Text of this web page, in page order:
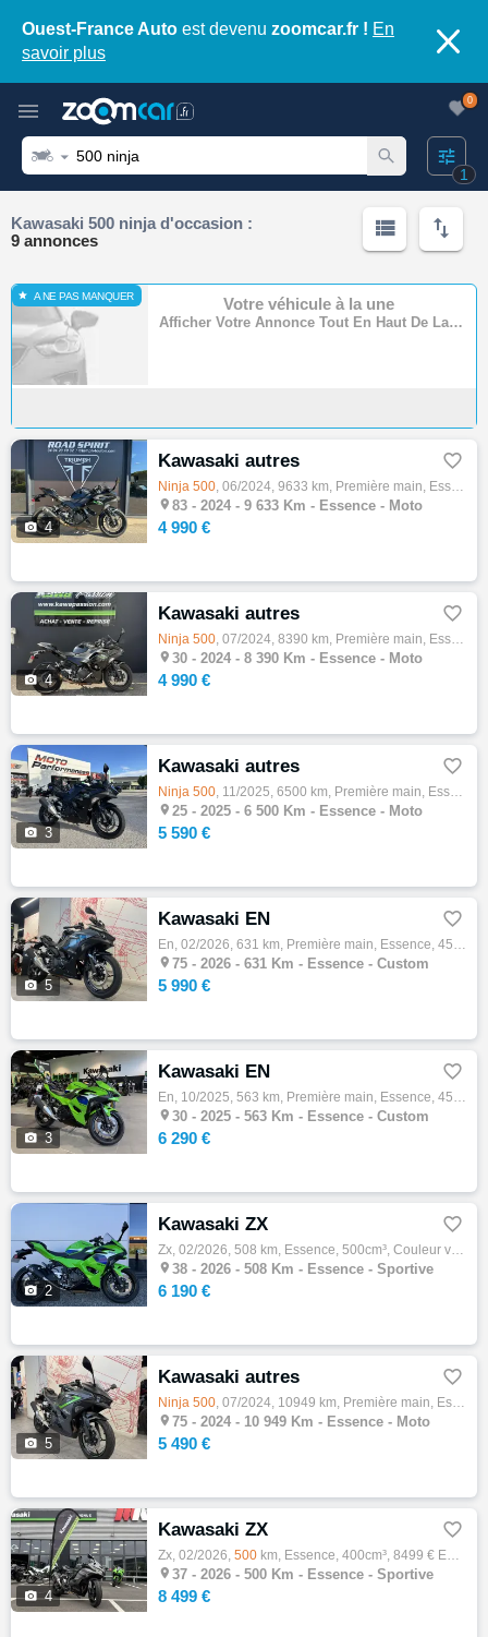
Ouest-France Auto est devenu zoomcar.fr ! En
savoir plus
1
0
Kawasaki 500 ninja d'occasion :
9 annonces
A NE PAS MANQUER Votre véhicule à la une
Afficher Votre Annonce Tout En Haut De La Page
 4
Kawasaki autres 
Ninja 500, 06/2024, 9633 km, Première main, Essence, 500cm³, Couleur noir, 4990 € Equipements : Triumph Road Spirit - Con…
 83 - 2024 - 9 633 Km - Essence - Moto
4 990 €
 4
Kawasaki autres 
Ninja 500, 07/2024, 8390 km, Première main, Essence, 500cm³, Couleur noir, 4990 € Equipements : Très propre. Options : éc…
 30 - 2024 - 8 390 Km - Essence - Moto
4 990 €
 3
Kawasaki autres 
Ninja 500, 11/2025, 6500 km, Première main, Essence, 500cm³, Couleur noir, 5590 € Equipements : ,1ère main,Compatible Per…
 25 - 2025 - 6 500 Km - Essence - Moto
5 590 €
 5
Kawasaki EN 
En, 02/2026, 631 km, Première main, Essence, 451cm³, Couleur noir, 5990 € Equipements : ? À découvrir chez Honda Folie Mericourt : cette su…
 75 - 2026 - 631 Km - Essence - Custom
5 990 €
 3
Kawasaki EN 
En, 10/2025, 563 km, Première main, Essence, 451cm³, Couleur vert, 6290 € Equipements : ?? Kawasaki
 30 - 2025 - 563 Km - Essence - Custom
6 290 €
 2
Kawasaki ZX 
Zx, 02/2026, 508 km, Essence, 500cm³, Couleur vert, 6190 € Equipements : KAWASAKI
 38 - 2026 - 508 Km - Essence - Sportive
6 190 €
 5
Kawasaki autres 
Ninja 500, 07/2024, 10949 km, Première main, Essence, 500cm³, 5490 € Equipements : ? À découvrir chez Kawasaki Folie Meri…
 75 - 2024 - 10 949 Km - Essence - Moto
5 490 €
 4
Kawasaki ZX 
Zx, 02/2026, 500 km, Essence, 400cm³, 8499 € Equipements : Kawasaki
 37 - 2026 - 500 Km - Essence - Sportive
8 499 €